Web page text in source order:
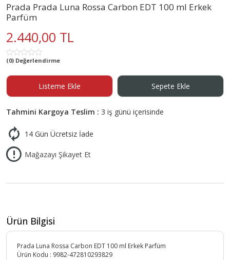
Prada Prada Luna Rossa Carbon EDT 100 ml Erkek
Parfüm
2.440,00 TL
(0) Değerlendirme
Listeme Ekle Sepete Ekle
Tahmini Kargoya Teslim : 3 iş günü içerisinde
14 Gün Ücretsiz İade
Mağazayı Şikayet Et
Ürün Bilgisi
Prada Luna Rossa Carbon EDT 100 ml Erkek Parfüm
Ürün Kodu : 9982-472810293829